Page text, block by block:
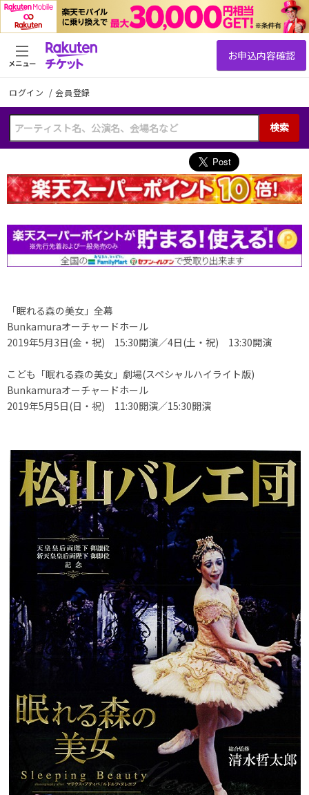
ログイン /会員登録
検索
メニュー
「眠れる森の美女」全幕
Bunkamuraオーチャードホール
2019年5月3日(金・祝) 15:30開演／4日(土・祝) 13:30開演
こども「眠れる森の美女」劇場(スペシャルハイライト版)
Bunkamuraオーチャードホール
2019年5月5日(日・祝) 11:30開演／15:30開演